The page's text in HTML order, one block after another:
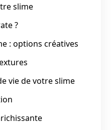
slime
?
: options créatives
vie de votre slime